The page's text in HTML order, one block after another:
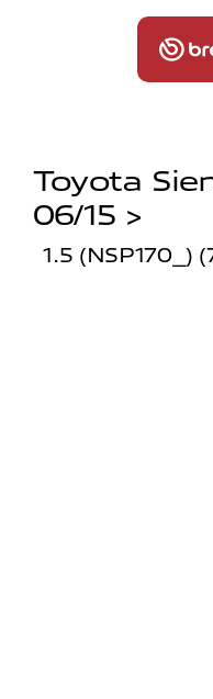
Toyota
06/15 >
1.5 (NSP170_)